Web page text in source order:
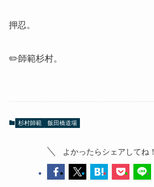
押忍。
✏️師範杉村。
杉村師範 飯田橋道場
よかったらシェアしてね！